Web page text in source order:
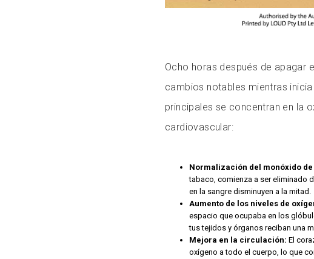
Ocho horas después de apagar
cambios notables mientras
principales se concentran en la
cardiovascular:
Normalización del monóxido
tabaco, comienza a ser eliminado
en la sangre disminuyen a la mitad.
Aumento de los niveles de
espacio que ocupaba en los
tus tejidos y órganos reciban una
Mejora en la circulación: El
oxígeno a todo el cuerpo, lo que